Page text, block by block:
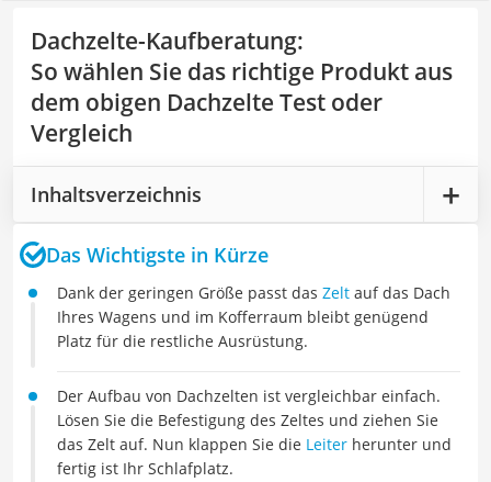
Dachzelte-Kaufberatung:
So wählen Sie das richtige Produkt aus
dem obigen Dachzelte Test oder
Vergleich
Inhaltsverzeichnis
Das Wichtigste in Kürze
Dank der geringen Größe passt das Zelt auf das Dach
Ihres Wagens und im Kofferraum bleibt genügend
Platz für die restliche Ausrüstung.
Der Aufbau von Dachzelten ist vergleichbar einfach.
Lösen Sie die Befestigung des Zeltes und ziehen Sie
das Zelt auf. Nun klappen Sie die Leiter herunter und
fertig ist Ihr Schlafplatz.